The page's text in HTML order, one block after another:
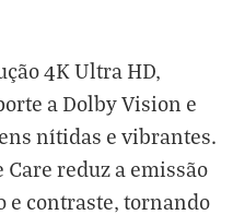
4K Ultra HD,
a Dolby Vision e
nítidas e vibrantes.
reduz a emissão
e contraste, tornando